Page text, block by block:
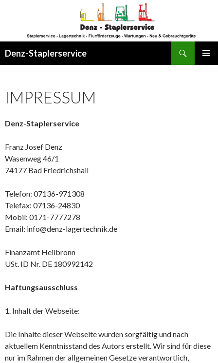
Denz-Staplerservice
IMPRESSUM
Denz-Staplerservice
Franz Josef Denz
Wasenweg 46/1
74177 Bad Friedrichshall
Telefon: 07136-971308
Telefax: 07136-24830
Mobil: 0171-7777278
Email: info@denz-lagertechnik.de
Finanzamt Heilbronn
USt. ID Nr. DE 180992142
Haftungsausschluss
1. Inhalt der Webseite:
Die Inhalte dieser Webseite wurden sorgfältig und nach
aktuellem Kenntnisstand des Autors erstellt. Wir sind für diese
nur im Rahmen der allgemeinen Gesetze verantwortlich,